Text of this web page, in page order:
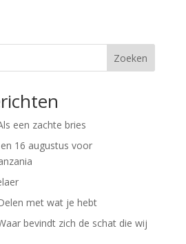
Zoeken
een zachte bries
16 augustus voor
met wat je hebt
bevindt zich de schat die wij